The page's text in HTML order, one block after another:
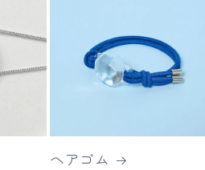
ヘアゴム